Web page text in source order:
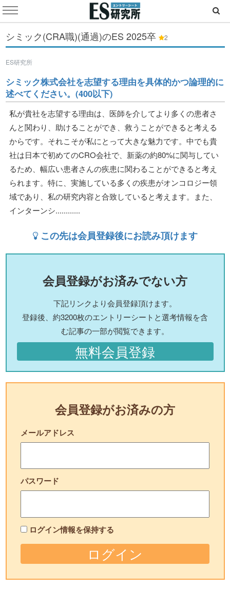
シミック(CRA職)(通過)のES 2025卒 2
ES研究所
シミック株式会社を志望する理由を具体的かつ論理的に
述べてください。(400以下)
私が貴社を志望する理由は、医師を介してより多くの患者さ
んと関わり、助けることができ、救うことができると考える
からです。それこそが私にとって大きな魅力です。中でも貴
社は日本で初めてのCRO会社で、新薬の約80%に関与してい
るため、幅広い患者さんの疾患に関わることができると考え
られます。特に、実施している多くの疾患がオンコロジー領
域であり、私の研究内容と合致していると考えます。また、
インターンシ............
この先は会員登録後にお読み頂けます
会員登録がお済みでない方
下記リンクより会員登録頂けます。
登録後、約3200枚のエントリーシートと選考情報を含
む記事の一部が閲覧できます。
無料会員登録
会員登録がお済みの方
メールアドレス
パスワード
ログイン情報を保持する